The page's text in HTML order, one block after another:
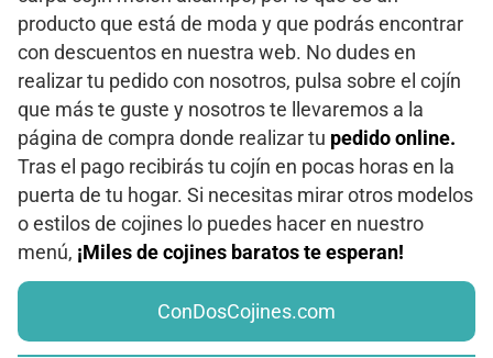
producto que está de moda y que podrás encontrar
con descuentos en nuestra web. No dudes en
realizar tu pedido con nosotros, pulsa sobre el cojín
que más te guste y nosotros te llevaremos a la
página de compra donde realizar tu pedido online.
Tras el pago recibirás tu cojín en pocas horas en la
puerta de tu hogar. Si necesitas mirar otros modelos
o estilos de cojines lo puedes hacer en nuestro
menú, ¡Miles de cojines baratos te esperan!
ConDosCojines.com